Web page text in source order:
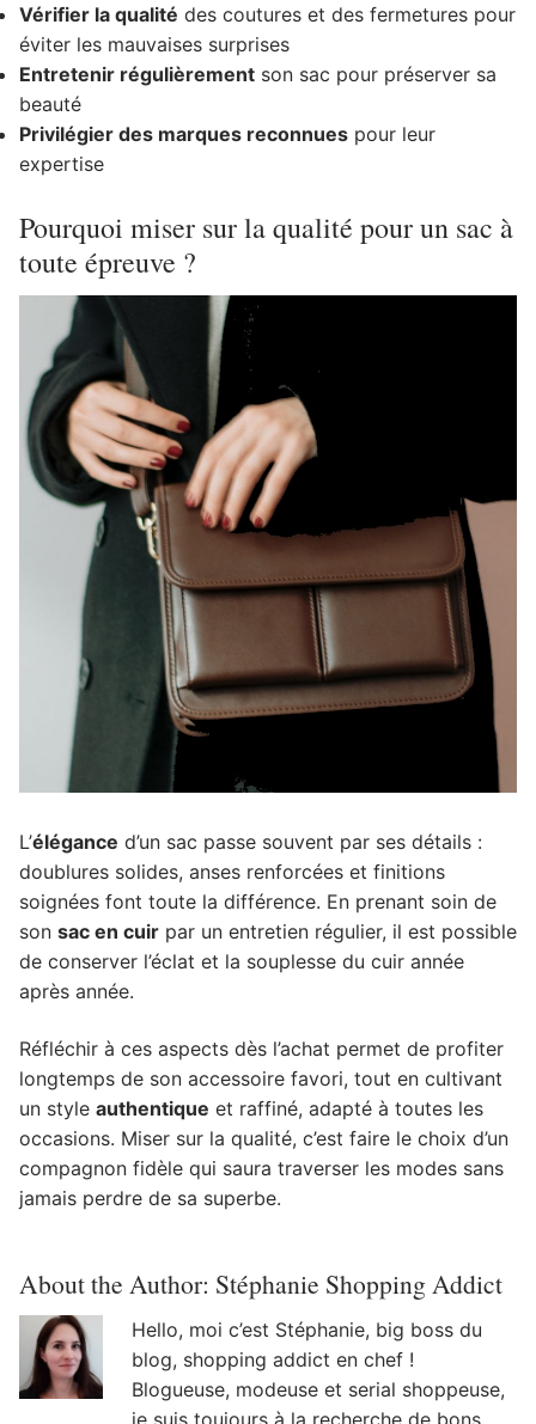
Vérifier la qualité des coutures et des fermetures pour
éviter les mauvaises surprises
Entretenir régulièrement son sac pour préserver sa
beauté
Privilégier des marques reconnues pour leur
expertise
Pourquoi miser sur la qualité pour un sac à
toute épreuve ?
L’élégance d’un sac passe souvent par ses détails :
doublures solides, anses renforcées et finitions
soignées font toute la différence. En prenant soin de
son sac en cuir par un entretien régulier, il est possible
de conserver l’éclat et la souplesse du cuir année
après année.
Réfléchir à ces aspects dès l’achat permet de profiter
longtemps de son accessoire favori, tout en cultivant
un style authentique et raffiné, adapté à toutes les
occasions. Miser sur la qualité, c’est faire le choix d’un
compagnon fidèle qui saura traverser les modes sans
jamais perdre de sa superbe.
About the Author: Stéphanie Shopping Addict
Hello, moi c’est Stéphanie, big boss du
blog, shopping addict en chef !
Blogueuse, modeuse et serial shoppeuse,
je suis toujours à la recherche de bons